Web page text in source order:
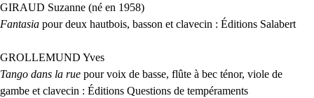
GIRAUD Suzanne (né en 1958)
Fantasia pour deux hautbois, basson et clavecin : Éditions Salabert
GROLLEMUND Yves
Tango dans la rue pour voix de basse, flûte à bec ténor, viole de
gambe et clavecin : Éditions Questions de tempéraments